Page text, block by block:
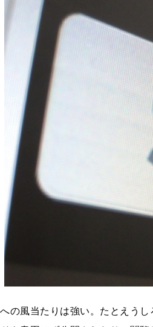
の風当たりは強い。たとえう